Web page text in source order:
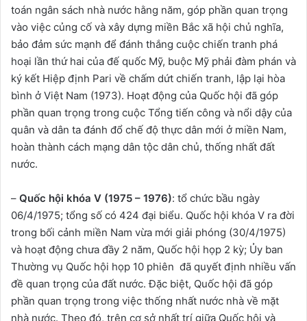
toán ngân sách nhà nước hằng năm, góp phần quan trọng
vào việc củng cố và xây dựng miền Bắc xã hội chủ nghĩa,
bảo đảm sức mạnh để đánh thắng cuộc chiến tranh phá
hoại lần thứ hai của đế quốc Mỹ, buộc Mỹ phải đàm phán và
ký kết Hiệp định Pari về chấm dứt chiến tranh, lập lại hòa
bình ở Việt Nam (1973). Hoạt động của Quốc hội đã góp
phần quan trọng trong cuộc Tổng tiến công và nổi dậy của
quân và dân ta đánh đổ chế độ thực dân mới ở miền Nam,
hoàn thành cách mạng dân tộc dân chủ, thống nhất đất
nước.
– Quốc hội khóa V (1975 – 1976): tổ chức bầu ngày
06/4/1975; tổng số có 424 đại biểu. Quốc hội khóa V ra đời
trong bối cảnh miền Nam vừa mới giải phóng (30/4/1975)
và hoạt động chưa đầy 2 năm, Quốc hội họp 2 kỳ; Ủy ban
Thường vụ Quốc hội họp 10 phiên đã quyết định nhiều vấn
đề quan trọng của đất nước. Đặc biệt, Quốc hội đã góp
phần quan trọng trong việc thống nhất nước nhà về mặt
nhà nước. Theo đó, trên cơ sở nhất trí giữa Quốc hội và